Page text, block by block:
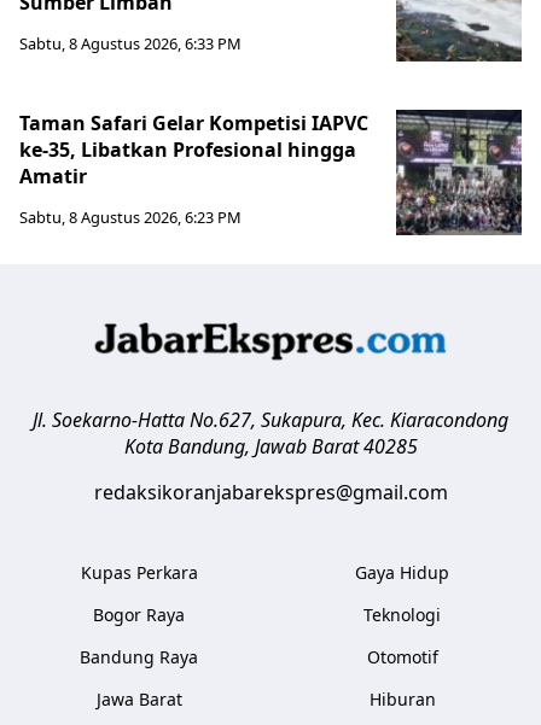
Sabtu, 8 Agustus 2026, 6:33 PM
Taman Safari Gelar Kompetisi IAPVC
ke-35, Libatkan Profesional hingga
Amatir
Sabtu, 8 Agustus 2026, 6:23 PM
Jl. Soekarno-Hatta No.627, Sukapura, Kec. Kiaracondong
Kota Bandung, Jawab Barat 40285
redaksikoranjabarekspres@gmail.com
Kupas Perkara
Bogor Raya
Bandung Raya
Jawa Barat
Gaya Hidup
Teknologi
Otomotif
Hiburan